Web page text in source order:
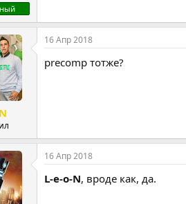
16 Апр 2018
precomp тотже?
16 Апр 2018
L-e-o-N, вроде как, да.